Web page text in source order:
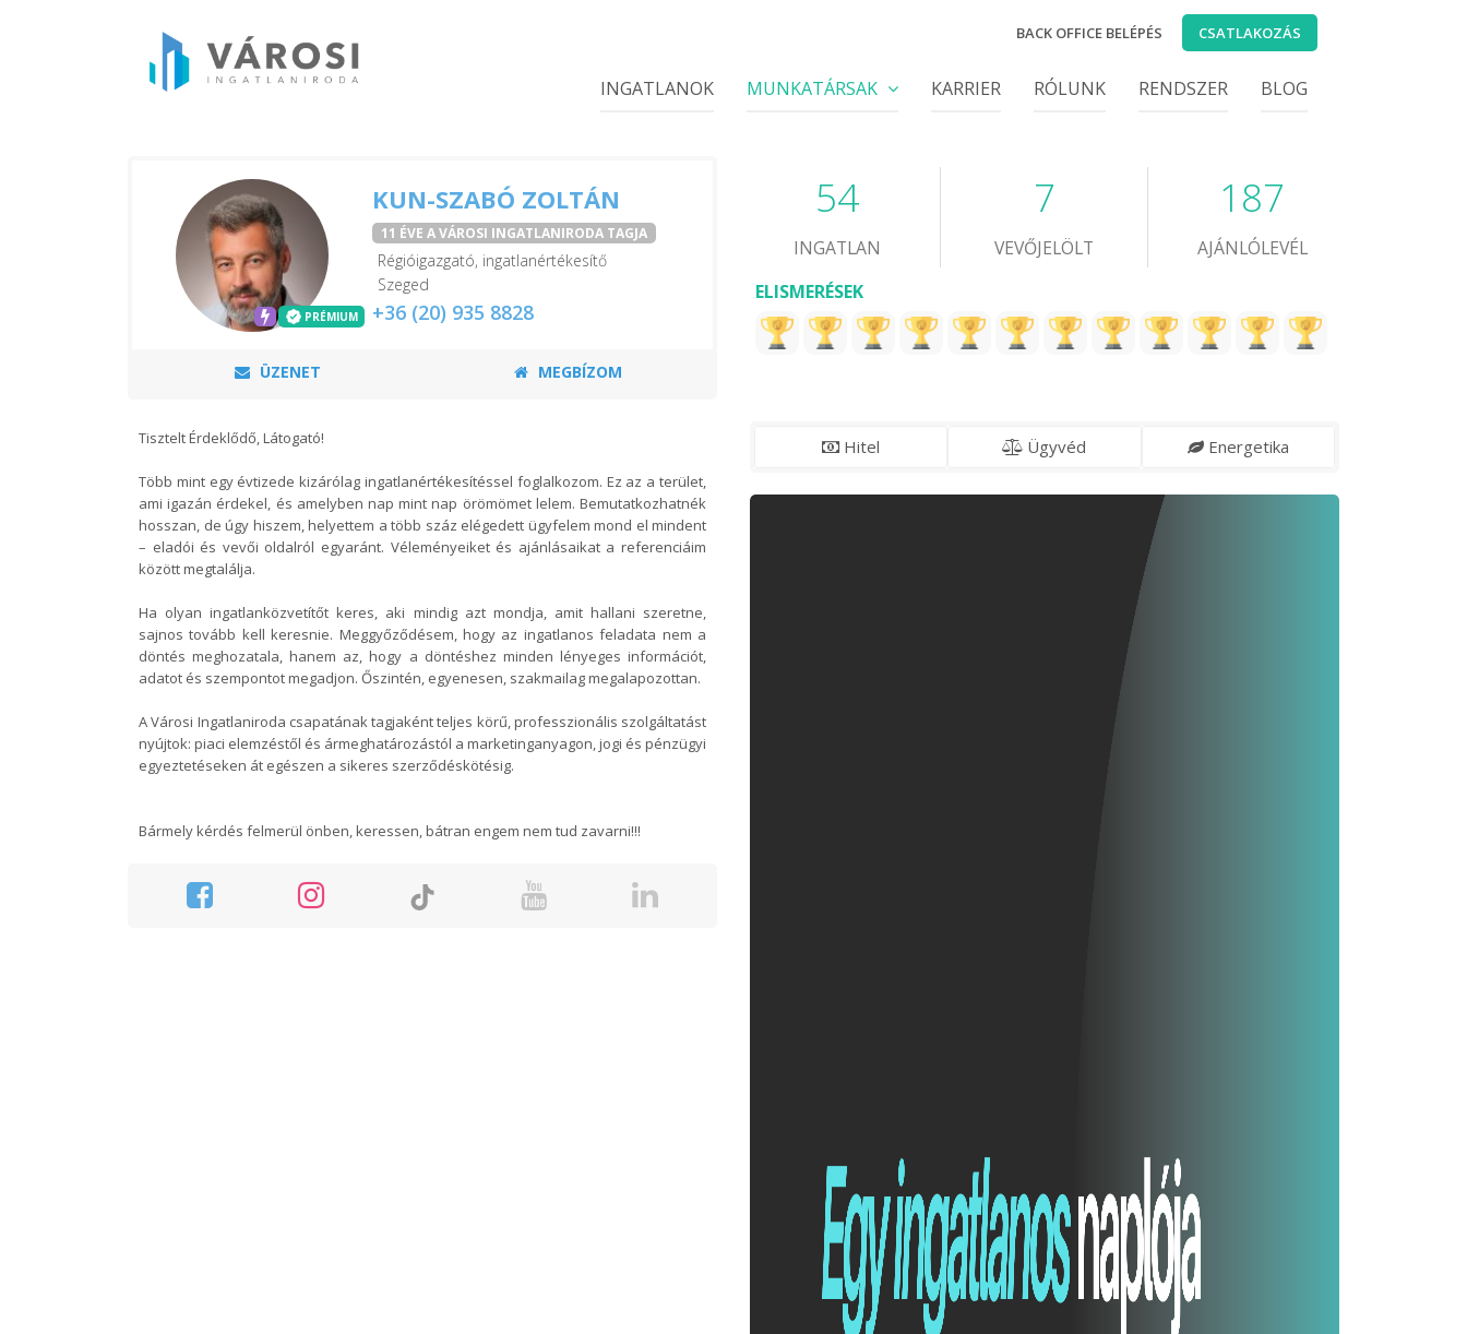
BACK OFFICE BELÉPÉS CSATLAKOZÁS
INGATLANOK MUNKATÁRSAK KARRIER RÓLUNK RENDSZER BLOG
PRÉMIUM
KUN-SZABÓ ZOLTÁN
11 ÉVE A VÁROSI INGATLANIRODA TAGJA
Régióigazgató, ingatlanértékesítő
Szeged
+36 (20) 935 8828
ÜZENET MEGBÍZOM
54
INGATLAN
7
VEVŐJELÖLT
187
AJÁNLÓLEVÉL
ELISMERÉSEK
Tisztelt Érdeklődő, Látogató!
Több mint egy évtizede kizárólag ingatlanértékesítéssel foglalkozom. Ez az a terület,
ami igazán érdekel, és amelyben nap mint nap örömömet lelem. Bemutatkozhatnék
hosszan, de úgy hiszem, helyettem a több száz elégedett ügyfelem mond el mindent
– eladói és vevői oldalról egyaránt. Véleményeiket és ajánlásaikat a referenciáim
között megtalálja.
Ha olyan ingatlanközvetítőt keres, aki mindig azt mondja, amit hallani szeretne,
sajnos tovább kell keresnie. Meggyőződésem, hogy az ingatlanos feladata nem a
döntés meghozatala, hanem az, hogy a döntéshez minden lényeges információt,
adatot és szempontot megadjon. Őszintén, egyenesen, szakmailag megalapozottan.
A Városi Ingatlaniroda csapatának tagjaként teljes körű, professzionális szolgáltatást
nyújtok: piaci elemzéstől és ármeghatározástól a marketinganyagon, jogi és pénzügyi
egyeztetéseken át egészen a sikeres szerződéskötésig.
Bármely kérdés felmerül önben, keressen, bátran engem nem tud zavarni!!!
Hitel Ügyvéd Energetika